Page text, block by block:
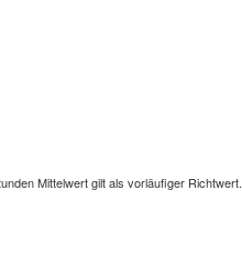
Mittelwert gilt als vorläufiger Richtwert.